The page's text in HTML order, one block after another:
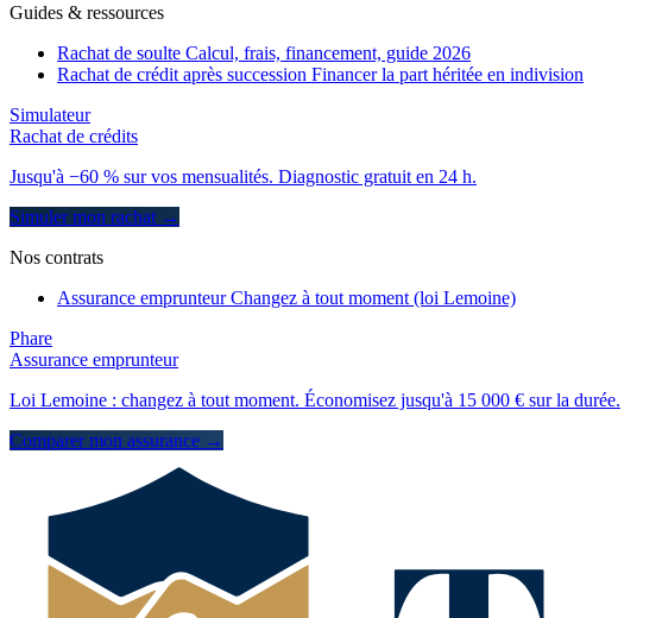
Guides & ressources
Rachat de soulte Calcul, frais, financement, guide 2026
Rachat de crédit après succession Financer la part héritée en indivision
Simulateur
Rachat de crédits
Jusqu'à −60 % sur vos mensualités. Diagnostic gratuit en 24 h.
Simuler mon rachat →
Nos contrats
Assurance emprunteurChangez à tout moment (loi Lemoine)
Phare
Assurance emprunteur
Loi Lemoine : changez à tout moment. Économisez jusqu'à 15 000 € sur la durée.
Comparer mon assurance →